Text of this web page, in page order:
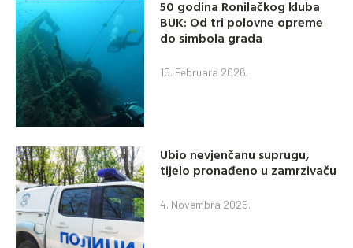
50 godina Ronilačkog kluba
BUK: Od tri polovne opreme
do simbola grada
15. Februara 2026.
Ubio nevjenčanu suprugu,
tijelo pronađeno u zamrzivaču
4. Novembra 2025.